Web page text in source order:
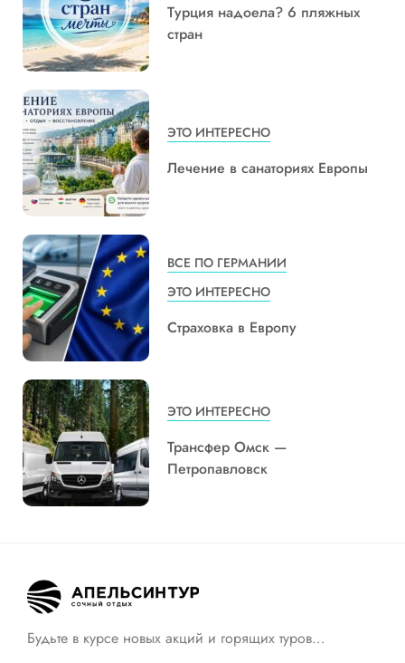
Турция надоела? 6 пляжных
стран
ЭТО ИНТЕРЕСНО
Лечение в санаториях Европы
ВСЕ ПО ГЕРМАНИИ
ЭТО ИНТЕРЕСНО
Страховка в Европу
ЭТО ИНТЕРЕСНО
Трансфер Омск —
Петропавловск
Будьте в курсе новых акций и горящих туров…